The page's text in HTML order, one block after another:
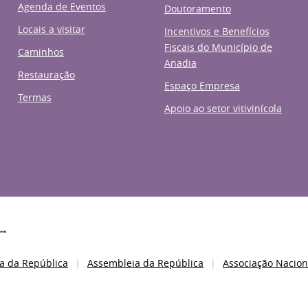
Agenda de Eventos
Locais a visitar
Caminhos
Restauração
Termas
Doutoramento
Incentivos e Benefícios
Fiscais do Município de
Anadia
Espaço Empresa
Apoio ao setor vitivinícola
da República Assembleia da República Associação